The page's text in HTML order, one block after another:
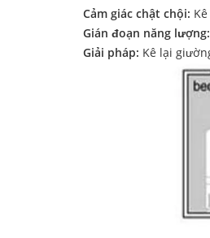
Cảm giác chật chội:
Gián đoạn năng lượng:
Giải pháp: Kê lại